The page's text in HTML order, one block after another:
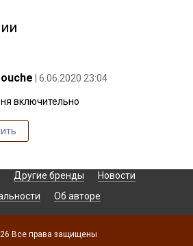
| 6.06.2020 23:04
включительно
Другие бренды
Новости
Об авторе
Все права защищены